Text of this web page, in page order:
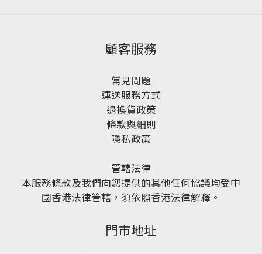
顧客服務
常見問題
運送服務方式
退換貨政策
條款與細則
隱私政策
管轄法律
本服務條款及我們向您提供的其他任何協議均受中
國香港法律管轄，須依照香港法律解釋。
門市地址